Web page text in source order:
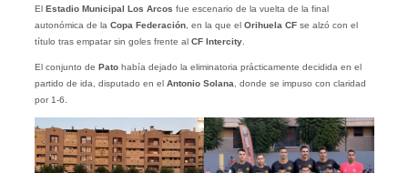
El Estadio Municipal Los Arcos fue escenario de la vuelta de la final
autonómica de la Copa Federación, en la que el Orihuela CFse alzó con el
título tras empatar sin goles frente al CF Intercity.
El conjunto de Patohabía dejado la eliminatoria prácticamente decidida en el
partido de ida, disputado en el Antonio Solana , donde se impuso con claridad
por 1-6.